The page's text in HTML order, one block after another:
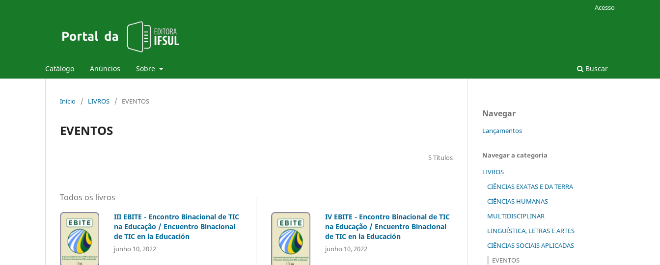
Catálogo Anúncios Sobre Buscar
Acesso
Início / LIVROS / EVENTOS
EVENTOS
5 Títulos
Todos os livros
III EBITE - Encontro Binacional de TIC
na Educação / Encuentro Binacional
de TIC en la Educación
junho 10, 2022
IV EBITE - Encontro Binacional de TIC
na Educação / Encuentro Binacional
de TIC en la Educación
junho 10, 2022
Navegar
Lançamentos
Navegar a categoria
LIVROS
CIÊNCIAS EXATAS E DA TERRA
CIÊNCIAS HUMANAS
MULTIDISCIPLINAR
LINGUÍSTICA, LETRAS E ARTES
CIÊNCIAS SOCIAIS APLICADAS
EVENTOS